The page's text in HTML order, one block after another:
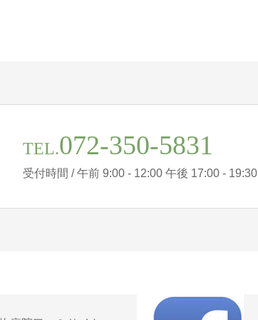
TEL.072-350-5831
受付時間 / 午前 9:00 - 12:00 午後 17:00 - 19:30